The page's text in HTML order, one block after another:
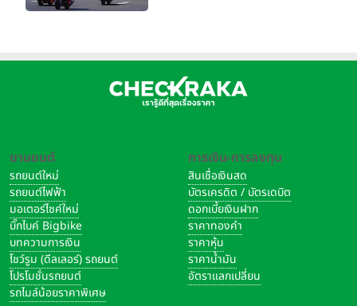
ยานยนต์
รถยนต์ใหม่
รถยนต์ไฟฟ้า
มอเตอร์ไซค์ใหม่
บิ๊กไบค์ Bigbike
บทความการเงิน
โชว์รูม (ดีลเลอร์) รถยนต์
โปรโมชั่นรถยนต์
รถไมล์น้อยราคาพิเศษ
การเงิน-การลงทุน
สินเชื่อเงินสด
บัตรเครดิต / บัตรเดบิต
ดอกเบี้ยเงินฝาก
ราคาทองคำ
ราคาหุ้น
ราคาน้ำมัน
อัตราแลกเปลี่ยน